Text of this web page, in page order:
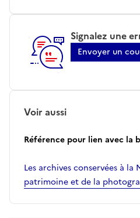
Signalez une
Envoyer un
Voir aussi
Référence pour lien avec la
Les archives conservées à la
patrimoine et de la